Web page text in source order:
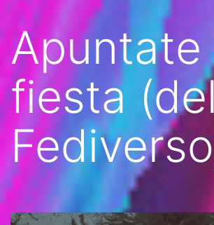
Apuntate
fiesta (del